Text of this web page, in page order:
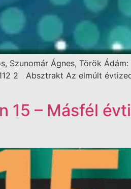
Szunomár Ágnes, Török Ádám:
2 Absztrakt Az elmúlt
15 – Másfél